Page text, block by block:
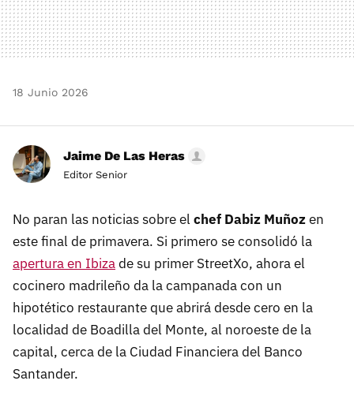
18 Junio 2026
Jaime De Las Heras
Editor Senior
No paran las noticias sobre el chef Dabiz Muñozen
este final de primavera. Si primero se consolidó la
apertura en Ibizade su primer StreetXo, ahora el
cocinero madrileño da la campanada con un
hipotético restaurante que abrirá desde cero en la
localidad de Boadilla del Monte, al noroeste de la
capital, cerca de la Ciudad Financiera del Banco
Santander.